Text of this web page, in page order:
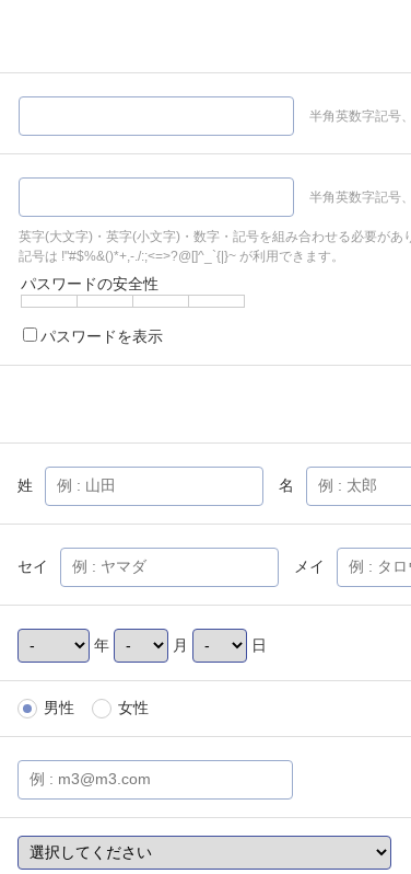
半角英数字記号
半角英数字記号
英字(大文字)・英字(小文字)・数字・記号を組み合わせる必要があ
記号は !"#$%&()*+,-./:;<=>?@[]^_`{|}~ が利用できます。
パスワードの安全性
パスワードを表示
姓 名
セイ メイ
年 月 日
男性 女性